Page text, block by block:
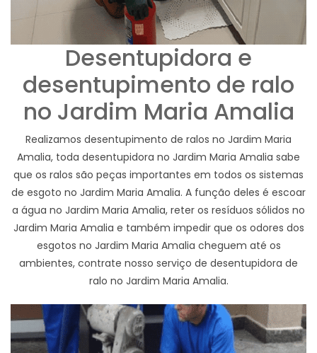
Desentupidora e
desentupimento de ralo
no Jardim Maria Amalia
Realizamos desentupimento de ralos no Jardim Maria
Amalia, toda desentupidora no Jardim Maria Amalia sabe
que os ralos são peças importantes em todos os sistemas
de esgoto no Jardim Maria Amalia. A função deles é escoar
a água no Jardim Maria Amalia, reter os resíduos sólidos no
Jardim Maria Amalia e também impedir que os odores dos
esgotos no Jardim Maria Amalia cheguem até os
ambientes, contrate nosso serviço de desentupidora de
ralo no Jardim Maria Amalia.